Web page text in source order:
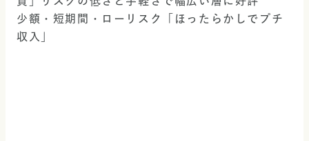
少額・短期間・ローリスク「ほったらかしでプチ
収入」